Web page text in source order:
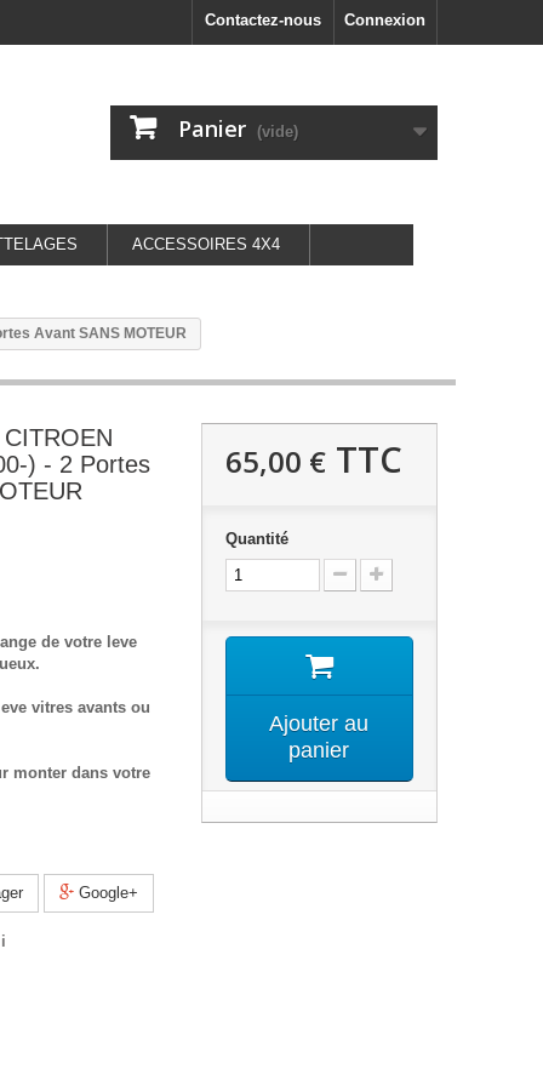
Connexion
Contactez-nous
Panier (vide)
ACCESSOIRES 4X4
Avant SANS MOTEUR
) - 2 Portes
de votre leve
vitres avants ou
monter dans votre
Google+
65,00 €TTC
Quantité
Ajouter au
panier